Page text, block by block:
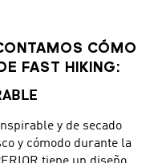
CÓMO
FAST HIKING:
y de secado
y cómodo durante la